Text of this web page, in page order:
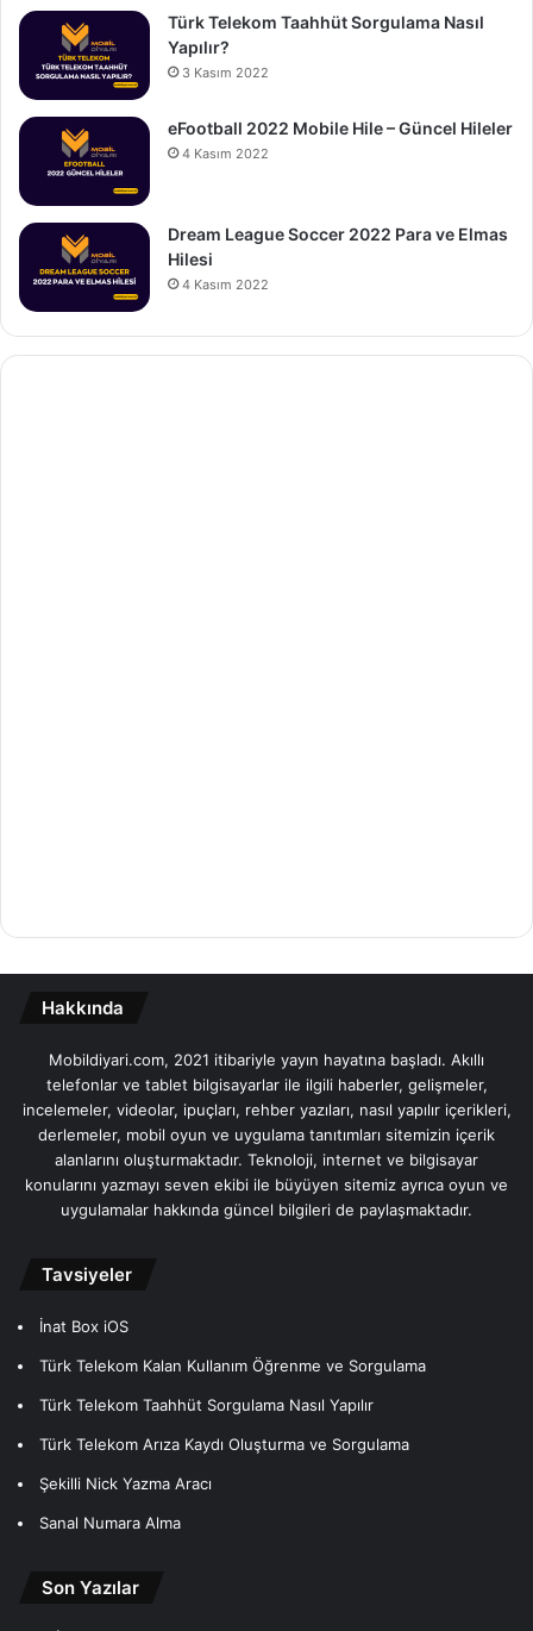
Türk Telekom Taahhüt Sorgulama Nasıl
Yapılır?
3 Kasım 2022
eFootball 2022 Mobile Hile – Güncel Hileler
4 Kasım 2022
Dream League Soccer 2022 Para ve Elmas
Hilesi
4 Kasım 2022
Hakkında
Mobildiyari.com, 2021 itibariyle yayın hayatına başladı. Akıllı
telefonlar ve tablet bilgisayarlar ile ilgili haberler, gelişmeler,
incelemeler, videolar, ipuçları, rehber yazıları, nasıl yapılır içerikleri,
derlemeler, mobil oyun ve uygulama tanıtımları sitemizin içerik
alanlarını oluşturmaktadır. Teknoloji, internet ve bilgisayar
konularını yazmayı seven ekibi ile büyüyen sitemiz ayrıca oyun ve
uygulamalar hakkında güncel bilgileri de paylaşmaktadır.
Tavsiyeler
İnat Box iOS
Türk Telekom Kalan Kullanım Öğrenme ve Sorgulama
Türk Telekom Taahhüt Sorgulama Nasıl Yapılır
Türk Telekom Arıza Kaydı Oluşturma ve Sorgulama
Şekilli Nick Yazma Aracı
Sanal Numara Alma
Son Yazılar